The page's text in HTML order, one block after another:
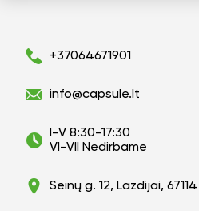
+37064671901
info@capsule.lt
I-V 8:30-17:30
VI-VII Nedirbame
Seinų g. 12, Lazdijai, 67114